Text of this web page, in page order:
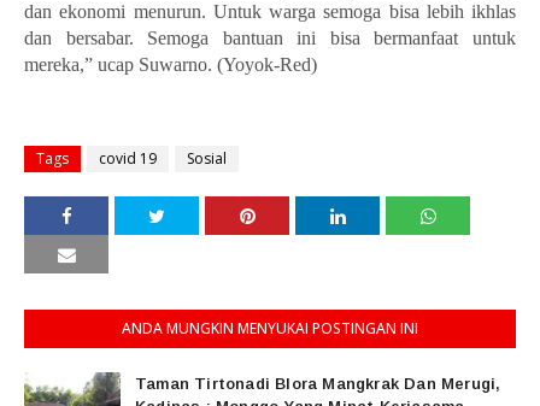
dan ekonomi menurun. Untuk warga semoga bisa lebih ikhlas
dan bersabar. Semoga bantuan ini bisa bermanfaat untuk
mereka,” ucap Suwarno. (Yoyok-Red)
Tags covid 19 Sosial
ANDA MUNGKIN MENYUKAI POSTINGAN INI
Taman Tirtonadi Blora Mangkrak Dan Merugi,